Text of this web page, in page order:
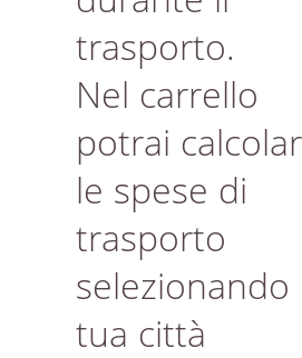
trasporto.
Nel carrello
potrai
le spese di
trasporto
selezionando
tua città